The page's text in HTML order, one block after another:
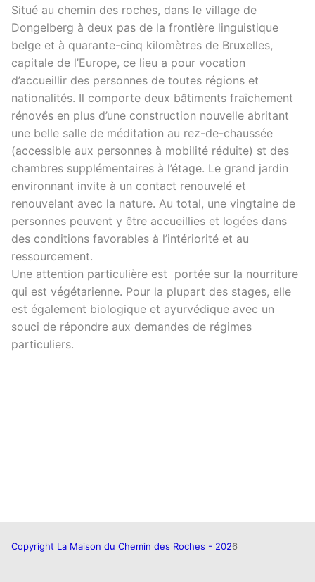
Situé au chemin des roches, dans le village de
Dongelberg à deux pas de la frontière linguistique
belge et à quarante-cinq kilomètres de Bruxelles,
capitale de l’Europe, ce lieu a pour vocation
d’accueillir des personnes de toutes régions et
nationalités. Il comporte deux bâtiments fraîchement
rénovés en plus d’une construction nouvelle abritant
une belle salle de méditation au rez-de-chaussée
(accessible aux personnes à mobilité réduite) st des
chambres supplémentaires à l’étage. Le grand jardin
environnant invite à un contact renouvelé et
renouvelant avec la nature. Au total, une vingtaine de
personnes peuvent y être accueillies et logées dans
des conditions favorables à l’intériorité et au
ressourcement.
Une attention particulière est portée sur la nourriture
qui est végétarienne. Pour la plupart des stages, elle
est également biologique et ayurvédique avec un
souci de répondre aux demandes de régimes
particuliers.
Copyright La Maison du Chemin des Roches - 2026